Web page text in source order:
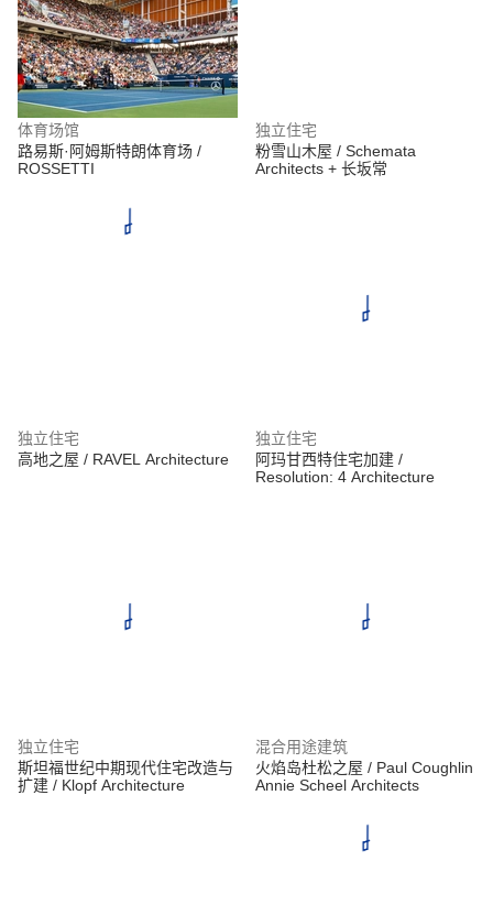
体育场馆
路易斯·阿姆斯特朗体育场 /
ROSSETTI
独立住宅
粉雪山木屋 / Schemata
Architects + 长坂常
独立住宅
高地之屋 / RAVEL Architecture
独立住宅
阿玛甘西特住宅加建 /
Resolution: 4 Architecture
独立住宅
斯坦福世纪中期现代住宅改造与
扩建 / Klopf Architecture
混合用途建筑
火焰岛杜松之屋 / Paul Coughlin
Annie Scheel Architects